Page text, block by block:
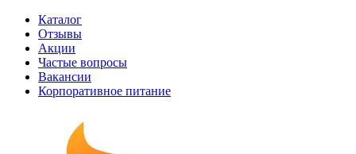
Каталог
Отзывы
Акции
Частые вопросы
Вакансии
Корпоративное питание